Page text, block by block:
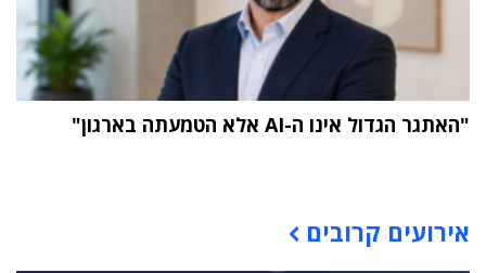
"האתגר הגדול אינו ה-AI אלא הטמעתה בארגון"
אירועים קרובים